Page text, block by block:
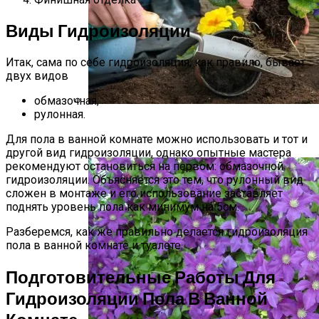
Чтобы Быстрее Зацвели
Виды Гидроизоляции
Итак, сама по себе гидроизоляция, как правило, бывает
двух видов
обмазочная;
рулонная.
Для пола в ванной комнате можно использовать и тот и
другой вид гидроизоляции, однако опытные мастера
рекомендуют остановиться на первом: обмазочной
гидроизоляции. Объясняется это тем, что рулонный вид
сложен в монтаже и его использование заставляет
поднять уровень пола как минимум на 5см.
Разберемся, как же правильно делается гидроизоляция
пола в ванной комнате и туалете.
Подготовительные Работы Для
Гидроизоляции Пола В Ванной